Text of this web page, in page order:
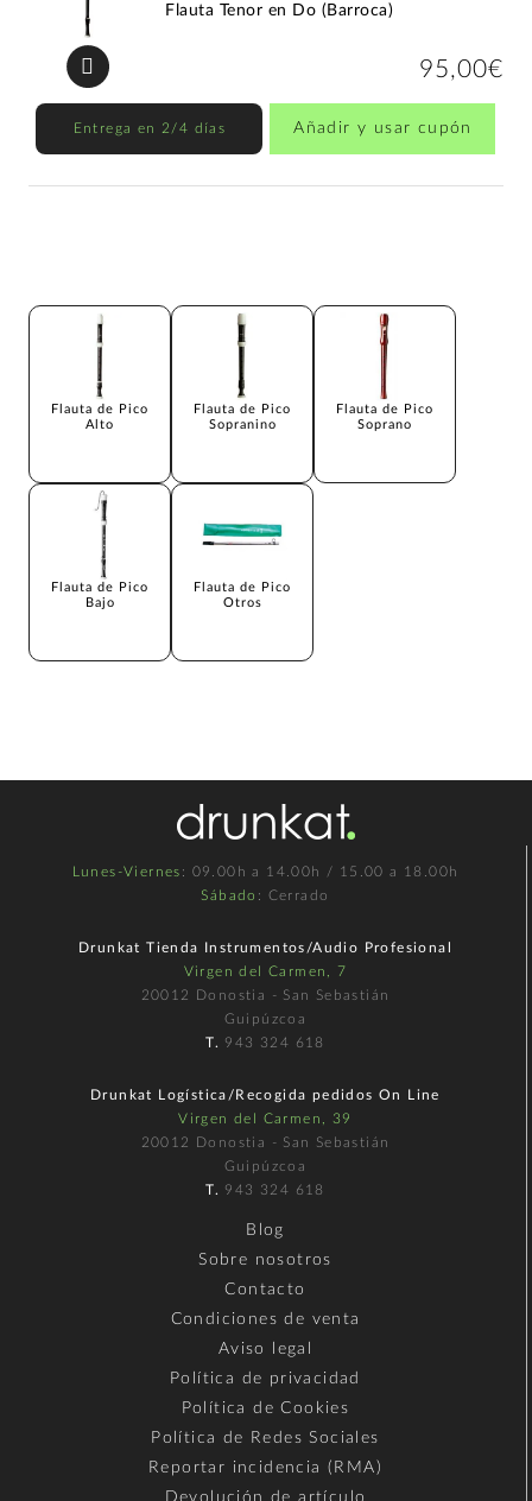
Flauta Tenor en Do (Barroca)
95,00€
Entrega en 2/4 días Añadir y usar cupón
Flauta de Pico
Alto
Flauta de Pico
Sopranino
Flauta de Pico
Soprano
Flauta de Pico
Bajo
Flauta de Pico
Otros
Lunes-Viernes : 09.00h a 14.00h / 15.00 a 18.00h
Sábado : Cerrado
Drunkat Tienda Instrumentos/Audio Profesional
Virgen del Carmen, 7
20012 Donostia - San Sebastián
Guipúzcoa
T. 943 324 618
Drunkat Logística/Recogida pedidos On Line
Virgen del Carmen, 39
20012 Donostia - San Sebastián
Guipúzcoa
T. 943 324 618
Blog
Sobre nosotros
Contacto
Condiciones de venta
Aviso legal
Política de privacidad
Política de Cookies
Política de Redes Sociales
Reportar incidencia (RMA)
Devolución de artículo